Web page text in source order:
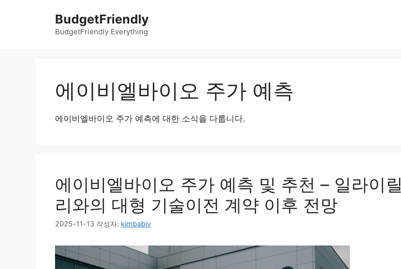
BudgetFriendly
BudgetFriendly Everything
에이비엘바이오 주가 예측
에이비엘바이오 주가 예측에 대한 소식을 다룹니다.
에이비엘바이오 주가 예측 및 추천 – 일라이릴
리와의 대형 기술이전 계약 이후 전망
2025-11-13 작성자: kimbabiv